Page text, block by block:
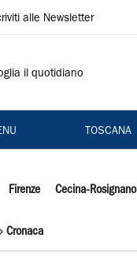
alle Newsletter
il quotidiano
TOSCANA
Firenze Cecina-Rosignano
Cronaca